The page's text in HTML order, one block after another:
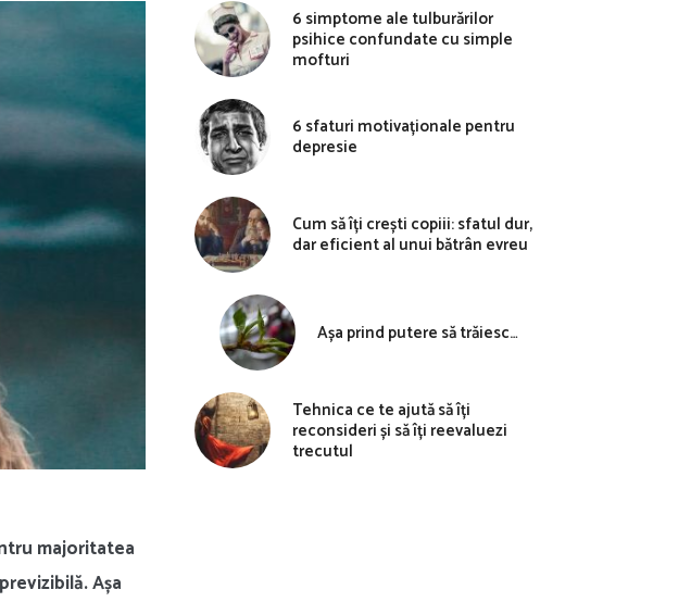
majoritatea
Așa
6 simptome ale tulburărilor
psihice confundate cu simple
mofturi
6 sfaturi motivaționale pentru
depresie
Cum să îți crești copiii: sfatul dur,
dar eficient al unui bătrân evreu
Așa prind putere să trăiesc…
Tehnica ce te ajută să îți
reconsideri și să îți reevaluezi
trecutul